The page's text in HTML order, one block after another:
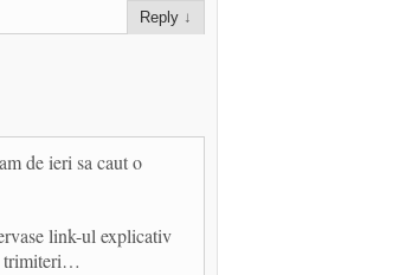
Reply ↓
de ieri sa caut o
link-ul explicativ
trimiteri…